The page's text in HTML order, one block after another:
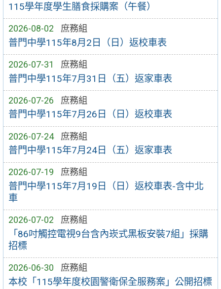
115學年度學生膳食採購案（午餐）
2026-08-02 庶務組
普門中學115年8月2日（日）返校車表
2026-07-31 庶務組
普門中學115年7月31日（五）返家車表
2026-07-26 庶務組
普門中學115年7月26日（日）返校車表
2026-07-24 庶務組
普門中學115年7月24日（五）返家車表
2026-07-19 庶務組
普門中學115年7月19日（日）返校車表-含中北
車
2026-07-02 庶務組
「86吋觸控電視9台含內崁式黑板安裝7組」採購
招標
2026-06-30 庶務組
本校「115學年度校園警衛保全服務案」公開招標